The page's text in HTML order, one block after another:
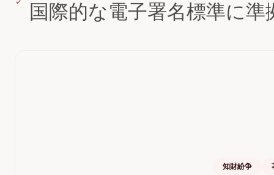
国際的な電子署名標準に準
知財紛争